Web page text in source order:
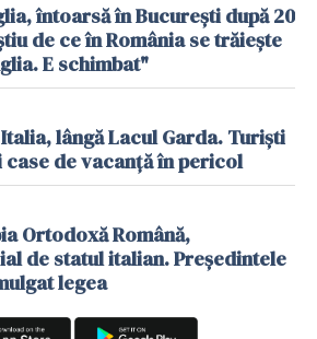
întoarsă în București după 20
de ce în România se trăiește
E schimbat"
lângă Lacul Garda. Turiști
de vacanță în pericol
Ortodoxă Română,
de statul italian. Președintele
legea